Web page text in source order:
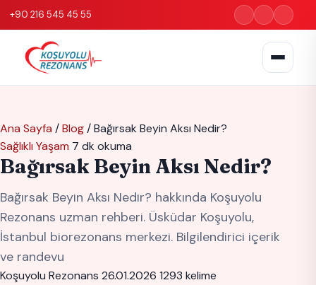
+90 216 545 45 55
Ana Sayfa /Blog/Bağırsak Beyin Aksı Nedir?
Sağlıklı Yaşam 7 dk okuma
Bağırsak Beyin Aksı Nedir?
Bağırsak Beyin Aksı Nedir? hakkında Koşuyolu
Rezonans uzman rehberi. Üsküdar Koşuyolu,
İstanbul biorezonans merkezi. Bilgilendirici içerik
ve randevu
Koşuyolu Rezonans 26.01.2026 1293 kelime